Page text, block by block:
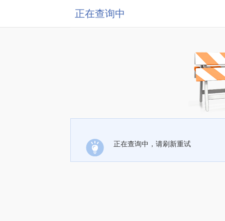
正在查询中
正在查询中，请刷新重试